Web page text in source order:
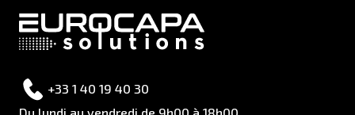
+33 1 40 19 40 30
Du lundi au vendredi de 9h00 à 18h00